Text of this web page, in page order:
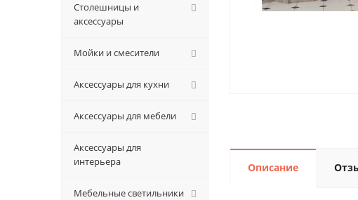
Описание
Столешницы и
аксессуары
Мойки и смесители
Аксессуары для кухни
Аксессуары для мебели
Аксессуары для
интерьера
Мебельные светильники